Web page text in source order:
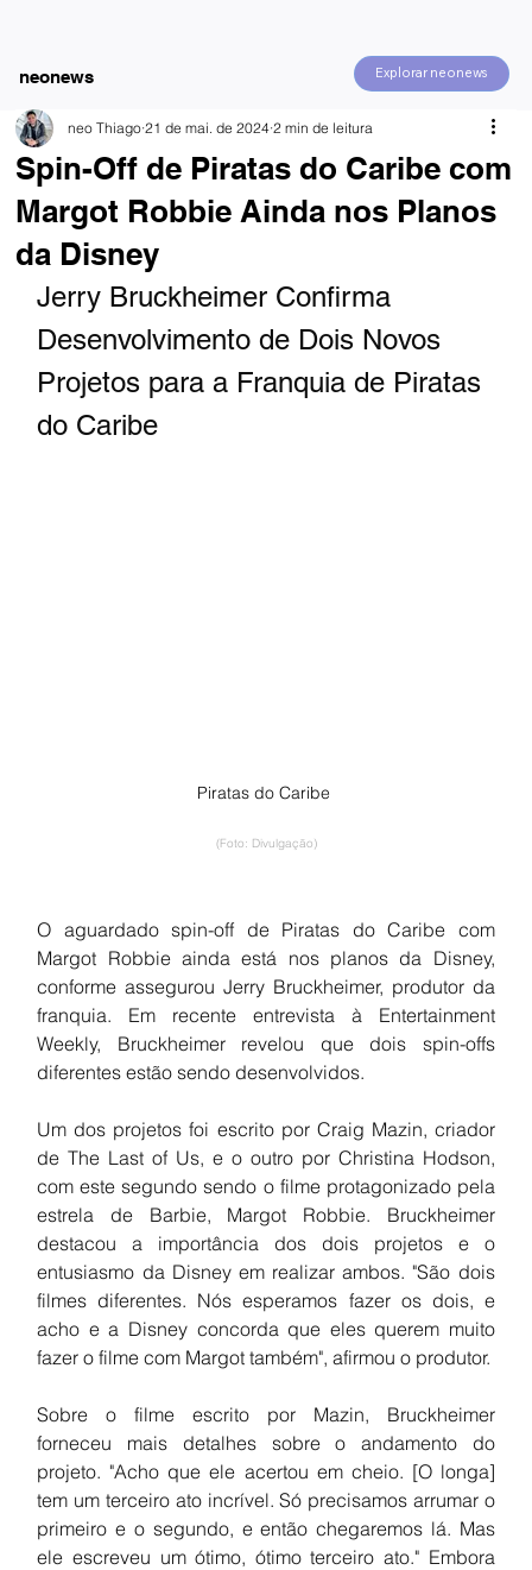
Explorar neonews
neonews
Spin-Off de Piratas do Caribe com
Margot Robbie Ainda nos Planos
da Disney
neo Thiago 21 de mai. de 2024 2 min de leitura
Jerry Bruckheimer Confirma
Desenvolvimento de Dois Novos
Projetos para a Franquia de Piratas
do Caribe
Piratas do Caribe
(Foto: Divulgação)
O aguardado spin-off de Piratas do Caribe com
Margot Robbie ainda está nos planos da Disney,
conforme assegurou Jerry Bruckheimer, produtor da
franquia. Em recente entrevista à Entertainment
Weekly, Bruckheimer revelou que dois spin-offs
diferentes estão sendo desenvolvidos.
Um dos projetos foi escrito por Craig Mazin, criador
de The Last of Us, e o outro por Christina Hodson,
com este segundo sendo o filme protagonizado pela
estrela de Barbie, Margot Robbie. Bruckheimer
destacou a importância dos dois projetos e o
entusiasmo da Disney em realizar ambos. "São dois
filmes diferentes. Nós esperamos fazer os dois, e
acho e a Disney concorda que eles querem muito
fazer o filme com Margot também", afirmou o produtor.
Sobre o filme escrito por Mazin, Bruckheimer
forneceu mais detalhes sobre o andamento do
projeto. "Acho que ele acertou em cheio. [O longa]
tem um terceiro ato incrível. Só precisamos arrumar o
primeiro e o segundo, e então chegaremos lá. Mas
ele escreveu um ótimo, ótimo terceiro ato." Embora